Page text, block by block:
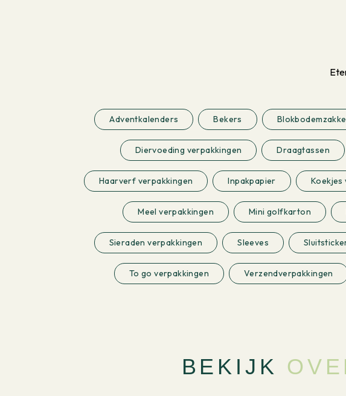
Adventkalenders Bekers
Diervoeding verpakkingen Draagtassen
Haarverf verpakkingen Inpakpapier Koekjes
Meel verpakkingen Mini golfkarton
Sieraden verpakkingen Sleeves
To go verpakkingen Verzendverpakkingen
BEKIJK